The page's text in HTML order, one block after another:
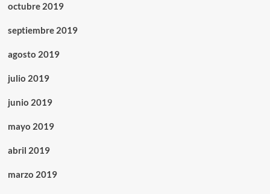
octubre 2019
septiembre 2019
agosto 2019
julio 2019
junio 2019
mayo 2019
abril 2019
marzo 2019